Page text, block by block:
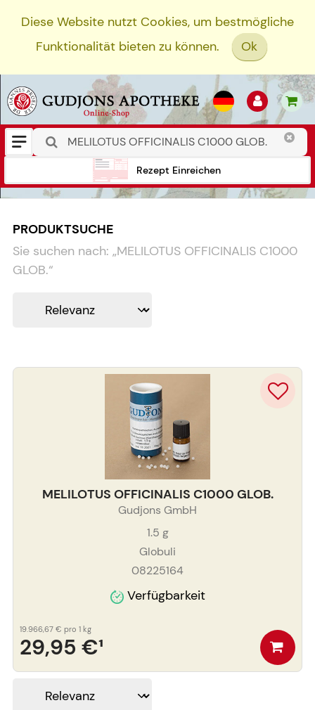
Diese Website nutzt Cookies, um bestmögliche
Funktionalität bieten zu können.
Ok
Rezept Einreichen
PRODUKTSUCHE
Sie suchen nach: „MELILOTUS OFFICINALIS C1000
GLOB.“
MELILOTUS OFFICINALIS C1000 GLOB.
Gudjons GmbH
1.5 g
Globuli
08225164
Verfügbarkeit
29,95 €¹
19.966,67 € pro 1 kg